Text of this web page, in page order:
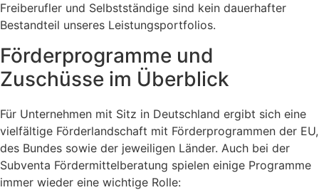
Freiberufler und Selbstständige sind kein dauerhafter
Bestandteil unseres Leistungsportfolios.
Förderprogramme und
Zuschüsse im Überblick
Für Unternehmen mit Sitz in Deutschland ergibt sich eine
vielfältige Förderlandschaft mit Förderprogrammen der EU,
des Bundes sowie der jeweiligen Länder. Auch bei der
Subventa Fördermittelberatung spielen einige Programme
immer wieder eine wichtige Rolle: